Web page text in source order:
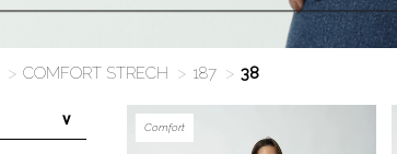
COMFORT STRECH 187 38
Comfort